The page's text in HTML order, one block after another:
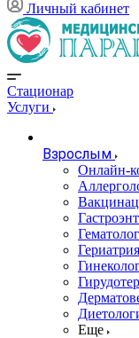
Личный кабинет
Стационар
Услуги
Взрослым
Онлайн-
Гериатрия
Еще